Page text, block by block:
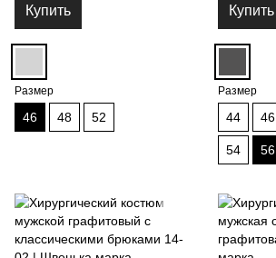
Купить
Размер
46 48 52
Купить
Размер
44 46
54 56